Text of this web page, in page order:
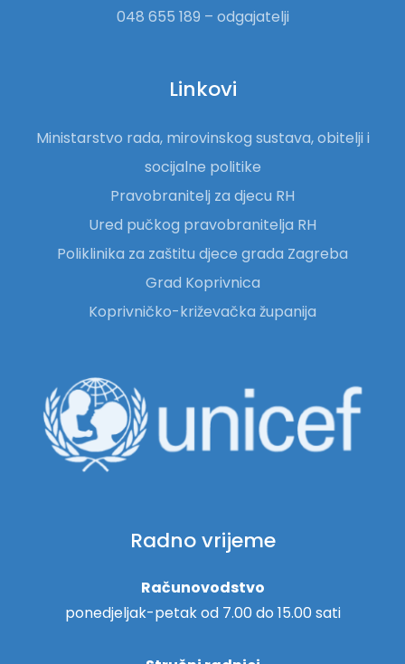
048 655 189 – odgajatelji
Linkovi
Ministarstvo rada, mirovinskog sustava, obitelji i
socijalne politike
Pravobranitelj za djecu RH
Ured pučkog pravobranitelja RH
Poliklinika za zaštitu djece grada Zagreba
Grad Koprivnica
Koprivničko-križevačka županija
Radno vrijeme
Računovodstvo
ponedjeljak-petak od 7.00 do 15.00 sati